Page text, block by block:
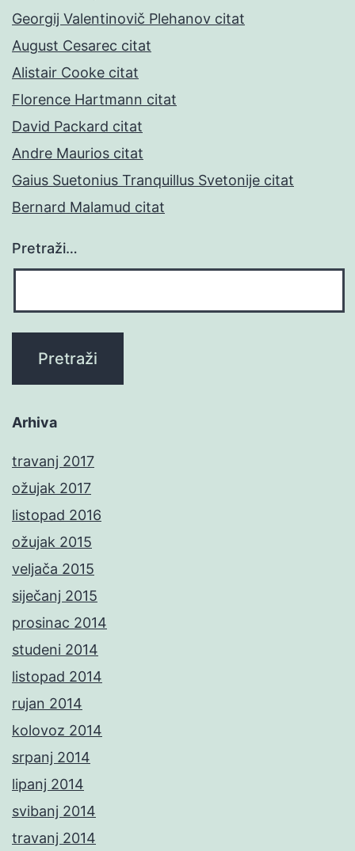
Georgij Valentinovič Plehanov citat
August Cesarec citat
Alistair Cooke citat
Florence Hartmann citat
David Packard citat
Andre Maurios citat
Gaius Suetonius Tranquillus Svetonije citat
Bernard Malamud citat
Pretraži…
Arhiva
travanj 2017
ožujak 2017
listopad 2016
ožujak 2015
veljača 2015
siječanj 2015
prosinac 2014
studeni 2014
listopad 2014
rujan 2014
kolovoz 2014
srpanj 2014
lipanj 2014
svibanj 2014
travanj 2014